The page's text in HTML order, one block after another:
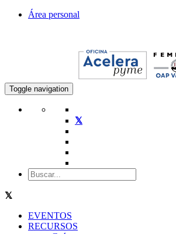
Área personal
Toggle navigation
EVENTOS
RECURSOS